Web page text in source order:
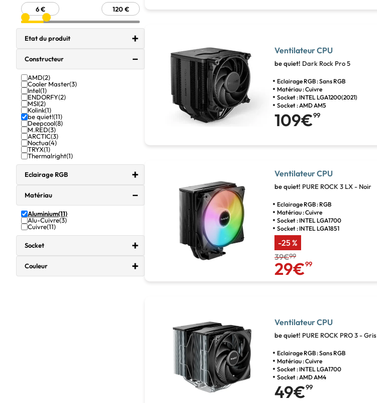
Etat du produit
Constructeur
AMD(2)
Cooler Master(3)
Intel(1)
ENDORFY(2)
MSI(2)
Kolink(1)
be quiet!(11)
Deepcool(8)
M.RED(3)
ARCTIC(3)
Noctua(4)
TRYX(1)
Thermalright(1)
Eclairage RGB
Matériau
Aluminium(11)
Alu-Cuivre(3)
Cuivre(11)
Socket
Couleur
Ventilateur CPU
be quiet! Dark Rock Pro 5
Eclairage RGB : Sans RGB
Matériau : Cuivre
Socket : INTEL LGA1200(2021)
Socket : AMD AM5
109€99
Ventilateur CPU
be quiet! PURE ROCK 3 LX - Noir
Eclairage RGB : RGB
Matériau : Cuivre
Socket : INTEL LGA1700
Socket : INTEL LGA1851
-25 %
39€99
29€99
Ventilateur CPU
be quiet! PURE ROCK PRO 3 - Gris
Eclairage RGB : Sans RGB
Matériau : Cuivre
Socket : INTEL LGA1700
Socket : AMD AM4
49€99